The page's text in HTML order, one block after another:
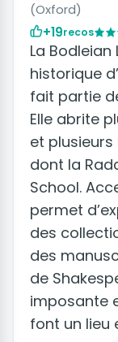
(Oxford)
+19recos
La
historique
fait partie
Elle abrite
et
dont la
School.
permet
des
des
de
imposante
font un lieu